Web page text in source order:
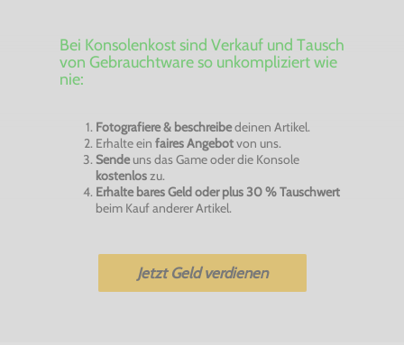
Bei Konsolenkost sind Verkauf und Tausch
von Gebrauchtware so unkompliziert wie
nie:
Fotografiere & beschreibedeinen Artikel.
Erhalte ein faires Angebotvon uns.
Sendeuns das Game oder die Konsole
kostenloszu.
Erhalte bares Geld oder plus 30 % Tauschwert
beim Kauf anderer Artikel.
Jetzt Geld verdienen